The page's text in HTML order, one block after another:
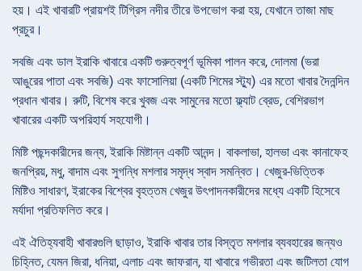
হয়। এই খাবারটি প্রায়শই টিগ্রিস নদীর তীরে উপভোগ করা হয়, যেখানে তাজা মাছ
প্রচুর।
সবজি এবং ডাল ইরাকি খাবারে একটি গুরুত্বপূর্ণ ভূমিকা পালন করে, দোলমা (ভরা
আঙুরের পাতা এবং সবজি) এবং ফাসোলিয়া (একটি শিমের স্ট্যু) এর মতো খাবার দৈনন্দিন
প্রধান খাবার। রুটি, বিশেষ করে খুবজ এবং সামুনের মতো ফ্ল্যাট ব্রেড, বেশিরভাগ
খাবারের একটি অপরিহার্য সহযোগী।
মিষ্টি পছন্দকারীদের জন্য, ইরাকি মিষ্টান্ন একটি আনন্দ। বাকলাভা, হালভা এবং কানাফেহ
জনপ্রিয়, মধু, বাদাম এবং সুগন্ধি মশলার সমৃদ্ধ স্বাদ সমন্বিত। খেজুর-ভিত্তিক
মিষ্টিও সাধারণ, ইরাকের বিশ্বের বৃহত্তম খেজুর উৎপাদনকারীদের মধ্যে একটি হিসেবে
মর্যাদা প্রতিফলিত করে।
এই ঐতিহ্যবাহী খাবারগুলি ছাড়াও, ইরাকি খাবার তার বিস্তৃত মশলার ব্যবহারের জন্যও
চিহ্নিত, যেমন জিরা, ধনিয়া, এলাচ এবং জাফরান, যা খাবারে গভীরতা এবং জটিলতা যোগ